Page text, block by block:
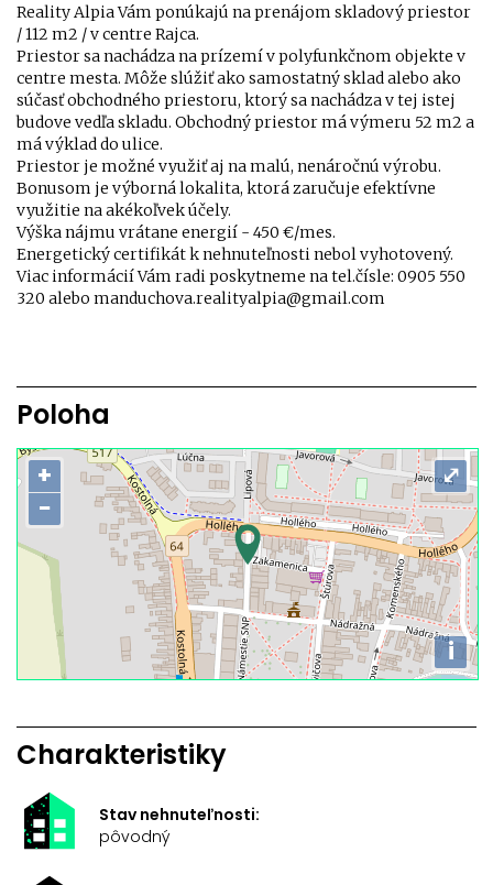
Reality Alpia Vám ponúkajú na prenájom skladový priestor
/ 112 m2 / v centre Rajca.
Priestor sa nachádza na prízemí v polyfunkčnom objekte v
centre mesta. Môže slúžiť ako samostatný sklad alebo ako
súčasť obchodného priestoru, ktorý sa nachádza v tej istej
budove vedľa skladu. Obchodný priestor má výmeru 52 m2 a
má výklad do ulice.
Priestor je možné využiť aj na malú, nenáročnú výrobu.
Bonusom je výborná lokalita, ktorá zaručuje efektívne
využitie na akékoľvek účely.
Výška nájmu vrátane energií - 450 €/mes.
Energetický certifikát k nehnuteľnosti nebol vyhotovený.
Viac informácií Vám radi poskytneme na tel.čísle: 0905 550
320 alebo manduchova.realityalpia@gmail.com
Poloha
+
−
i
⤢
Charakteristiky
Stav nehnuteľnosti:
pôvodný